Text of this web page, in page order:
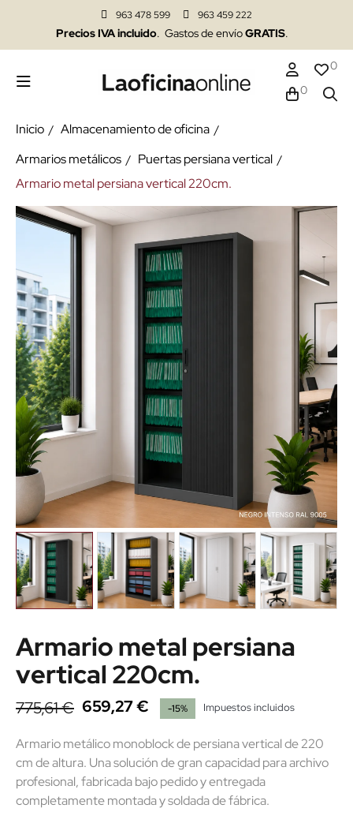
963 478 599 963 459 222
Precios IVA incluido. Gastos de envíoGRATIS.
0
0
Inicio
Almacenamiento de oficina
Armarios metálicos
Puertas persiana vertical
Armario metal persiana vertical 220cm.
Armario metal persiana
vertical 220cm.
775,61 € 659,27 € -15% Impuestos incluidos
Armario metálico monoblock de persiana vertical de 220
cm de altura. Una solución de gran capacidad para archivo
profesional, fabricada bajo pedido y entregada
completamente montada y soldada de fábrica.